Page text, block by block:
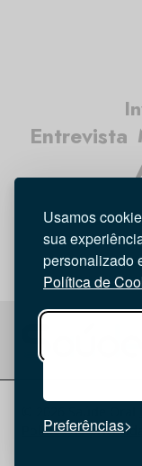
Usamos
sua
personalizado
Política de
Preferências
Entrevista
Política de